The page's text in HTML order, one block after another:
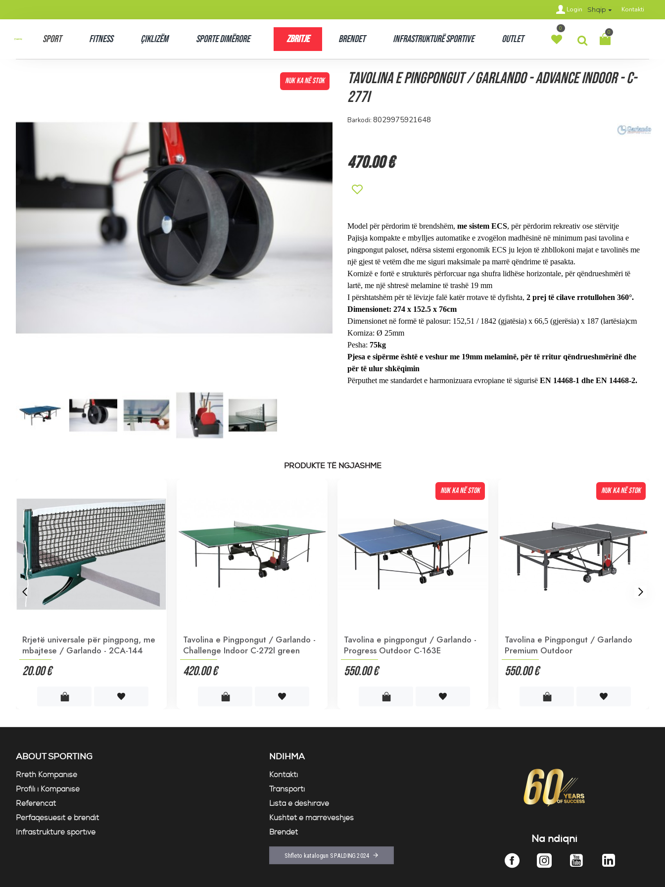
Login Shqip Kontakti
SPORT Fitness Çiklizëm Sporte Dimërore Zbritje Brendet Infrastrukturë Sportive Outlet
0
0
NUK KA NË STOK
Tavolina e Pingpongut / Garlando - ADVANCE INDOOR - C-
277I
Barkodi: 8029975921648
470.00 €
Model për përdorim të brendshëm, me sistem ECS, për përdorim rekreativ ose stërvitje
Pajisja kompakte e mbylljes automatike e zvogëlon madhësinë në minimum pasi tavolina e
pingpongut paloset, ndërsa sistemi ergonomik ECS ju lejon të zhbllokoni majat e tavolinës me
një gjest të vetëm dhe me siguri maksimale pa marrë qëndrime të pasakta.
Kornizë e fortë e strukturës përforcuar nga shufra lidhëse horizontale, për qëndrueshmëri të
lartë, me një shtresë melamine të trashë 19 mm
I përshtatshëm për të lëvizje falë katër rrotave të dyfishta, 2 prej të cilave rrotullohen 360°.
Dimensionet: 274 x 152.5 x 76cm
Dimensionet në formë të palosur: 152,51 / 1842 (gjatësia) x 66,5 (gjerësia) x 187 (lartësia)cm
Korniza: Ø 25mm
Pesha: 75kg
Pjesa e sipërme është e veshur me 19mm melaminë, për të rritur qëndrueshmërinë dhe
për të ulur shkëqimin
Përputhet me standardet e harmonizuara evropiane të sigurisë EN 14468-1 dhe EN 14468-2.
PRODUKTE TË NGJASHME
Rrjetë universale për pingpong, me
mbajtese / Garlando - 2CA-144
20.00 €
Tavolina e Pingpongut / Garlando -
Challenge Indoor C-272l green
420.00 €
NUK KA NË STOK
Tavolina e pingpongut / Garlando -
Progress Outdoor C-163E
550.00 €
NUK KA NË STOK
Tavolina e Pingpongut / Garlando
Premium Outdoor
550.00 €
ABOUT SPORTING
Rreth Kompanisë
Profili i Kompanisë
Referencat
Përfaqësuesit e brendit
Infrastrukturë sportive
NDIHMA
Kontakti
Transporti
Lista e dëshirave
Kushtet e marrëveshjes
Brendet
Shfleto katalogun SPALDING 2024
Na ndiqni